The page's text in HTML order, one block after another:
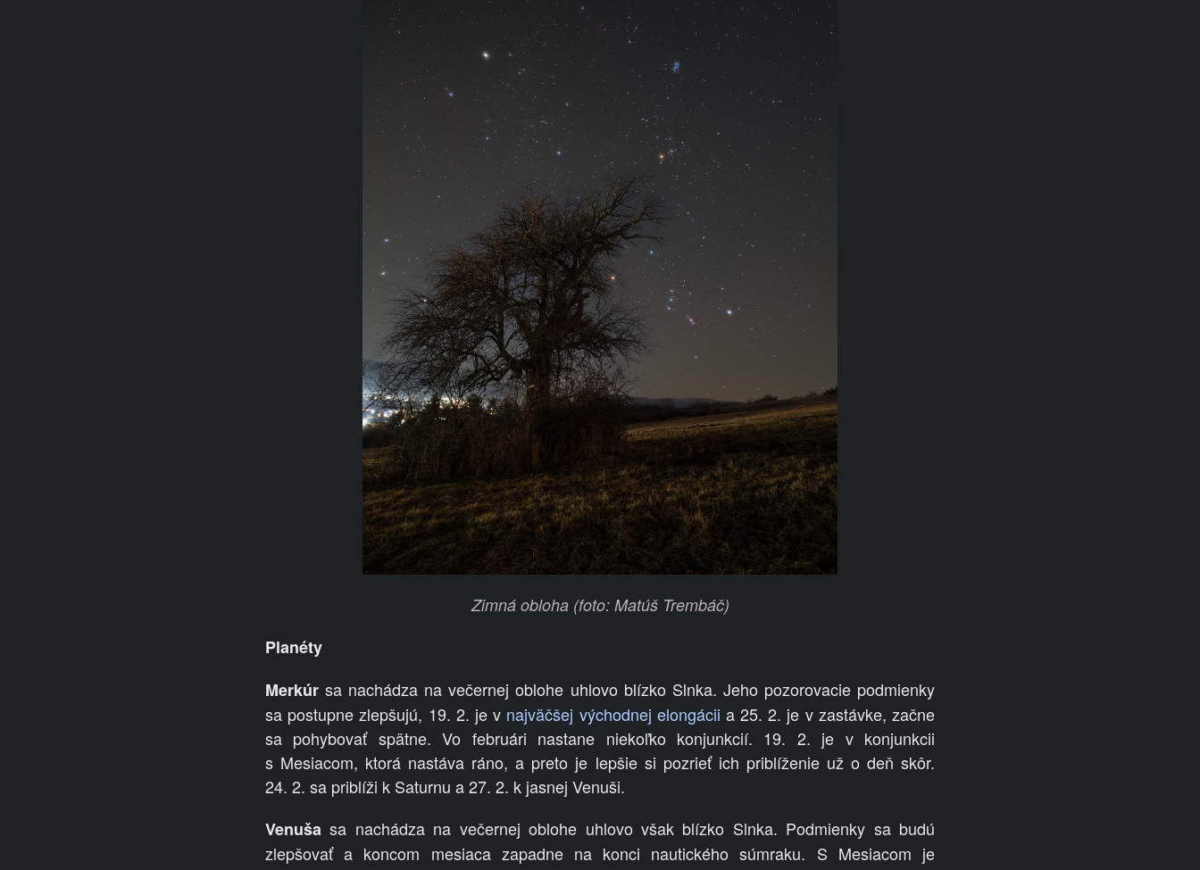
Zimná obloha (foto: Matúš Trembáč)
Planéty
Merkúr sa nachádza na večernej oblohe uhlovo blízko Slnka. Jeho pozorovacie podmienky
sa postupne zlepšujú, 19. 2. je v najväčšej východnej elongácii a 25. 2. je v zastávke, začne
sa pohybovať spätne. Vo februári nastane niekoľko konjunkcií. 19. 2. je v konjunkcii
s Mesiacom, ktorá nastáva ráno, a preto je lepšie si pozrieť ich priblíženie už o deň skôr.
24. 2. sa priblíži k Saturnu a 27. 2. k jasnej Venuši.
Venuša sa nachádza na večernej oblohe uhlovo však blízko Slnka. Podmienky sa budú
zlepšovať a koncom mesiaca zapadne na konci nautického súmraku. S Mesiacom je